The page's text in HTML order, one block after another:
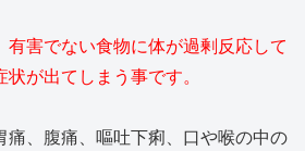
害でない食物に体が過剰反応して
が出てしまう事です。
痛、腹痛、嘔吐下痢、口や喉の中の